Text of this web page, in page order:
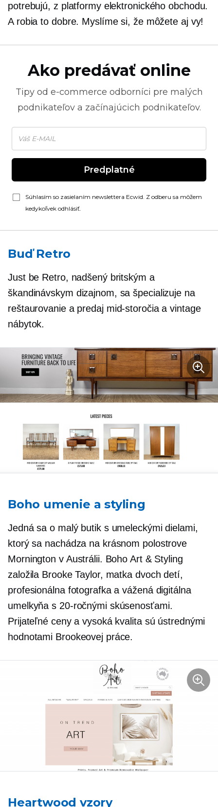
potrebujú, z platformy elektronického obchodu.
A robia to dobre. Myslíme si, že môžete aj vy!
Ako predávať online
Tipy od e-commerce odborníci pre malých
podnikateľov a začínajúcich podnikateľov.
Predplatné
Súhlasím so zasielaním newslettera Ecwid. Z odberu sa môžem
kedykoľvek odhlásiť.
Buď Retro
Just be Retro, nadšený britským a
škandinávskym dizajnom, sa špecializuje na
reštaurovanie a predaj mid-storočiaa vintage
nábytok.
Boho umenie a styling
Jedná sa o malý butik s umeleckými dielami,
ktorý sa nachádza na krásnom polostrove
Mornington v Austrálii. Boho Art & Styling
založila Brooke Taylor, matka dvoch detí,
profesionálna fotografka a vážená digitálna
umelkyňa s 20-ročnými skúsenosťami.
Prijateľné ceny a vysoká kvalita sú ústrednými
hodnotami Brookeovej práce.
Heartwood vzory